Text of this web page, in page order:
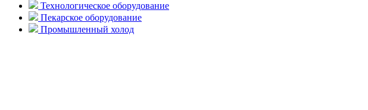
Технологическое оборудование
Пекарское оборудование
Промышленный холод